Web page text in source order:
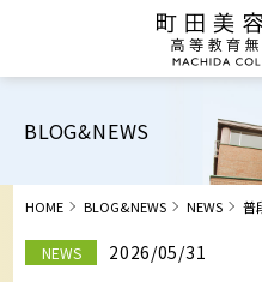
BLOG&NEWS
HOME BLOG&NEWS NEWS 普
NEWS 2026/05/31